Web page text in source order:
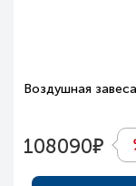
Воздушная
108090е